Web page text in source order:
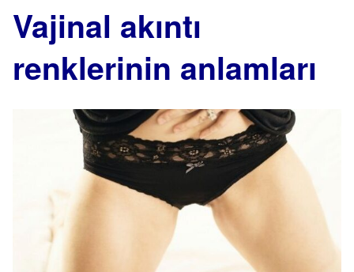
Vajinal akıntı
renklerinin anlamları